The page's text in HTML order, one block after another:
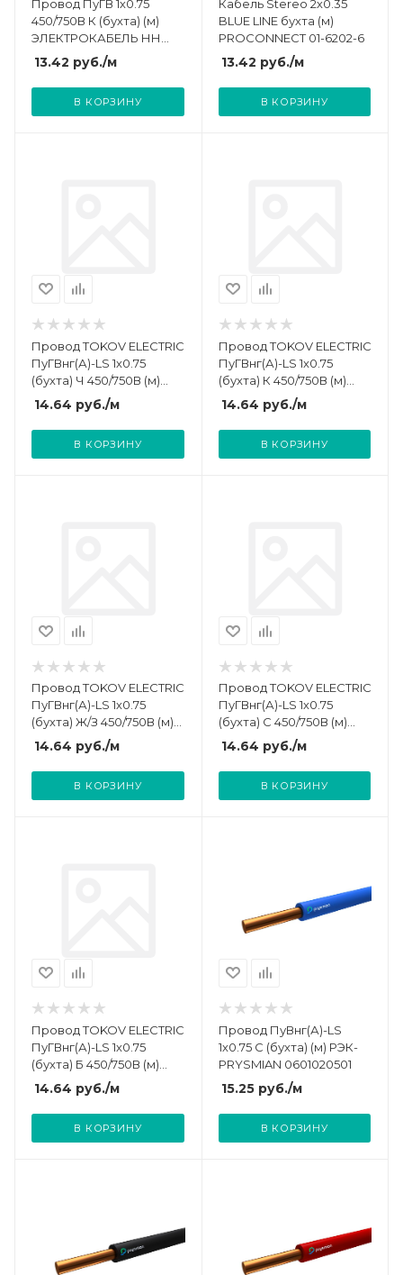
Провод ПуГВ 1х0.75
450/750В К (бухта) (м)
ЭЛЕКТРОКАБЕЛЬ НН
000008131
13.42 руб./м
В КОРЗИНУ
Кабель Stereo 2х0.35
BLUE LINE бухта (м)
PROCONNECT 01-6202-6
13.42 руб./м
В КОРЗИНУ
Провод TOKOV ELECTRIC
ПуГВнг(А)-LS 1х0.75
(бухта) Ч 450/750В (м)
000011495
14.64 руб./м
В КОРЗИНУ
Провод TOKOV ELECTRIC
ПуГВнг(А)-LS 1х0.75
(бухта) К 450/750В (м)
000011494
14.64 руб./м
В КОРЗИНУ
Провод TOKOV ELECTRIC
ПуГВнг(А)-LS 1х0.75
(бухта) Ж/З 450/750В (м)
000011493
14.64 руб./м
В КОРЗИНУ
Провод TOKOV ELECTRIC
ПуГВнг(А)-LS 1х0.75
(бухта) С 450/750В (м)
000011492
14.64 руб./м
В КОРЗИНУ
Провод TOKOV ELECTRIC
ПуГВнг(А)-LS 1х0.75
(бухта) Б 450/750В (м)
000011491
14.64 руб./м
В КОРЗИНУ
Провод ПуВнг(А)-LS
1х0.75 С (бухта) (м) РЭК-
PRYSMIAN 0601020501
15.25руб./м
В КОРЗИНУ